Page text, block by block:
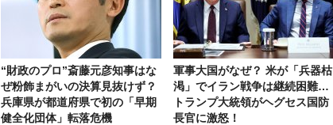
“財政のプロ”斎藤元彦知事はな
ぜ粉飾まがいの決算見抜けず？
兵庫県が都道府県で初の「早期
健全化団体」転落危機
軍事大国がなぜ？ 米が「兵器枯
渇」でイラン戦争は継続困難…
トランプ大統領がヘグセス国防
長官に激怒！